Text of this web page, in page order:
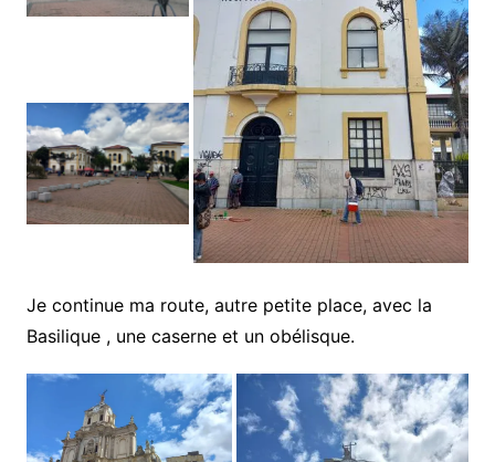
Je continue ma route, autre petite place, avec la
Basilique , une caserne et un obélisque.